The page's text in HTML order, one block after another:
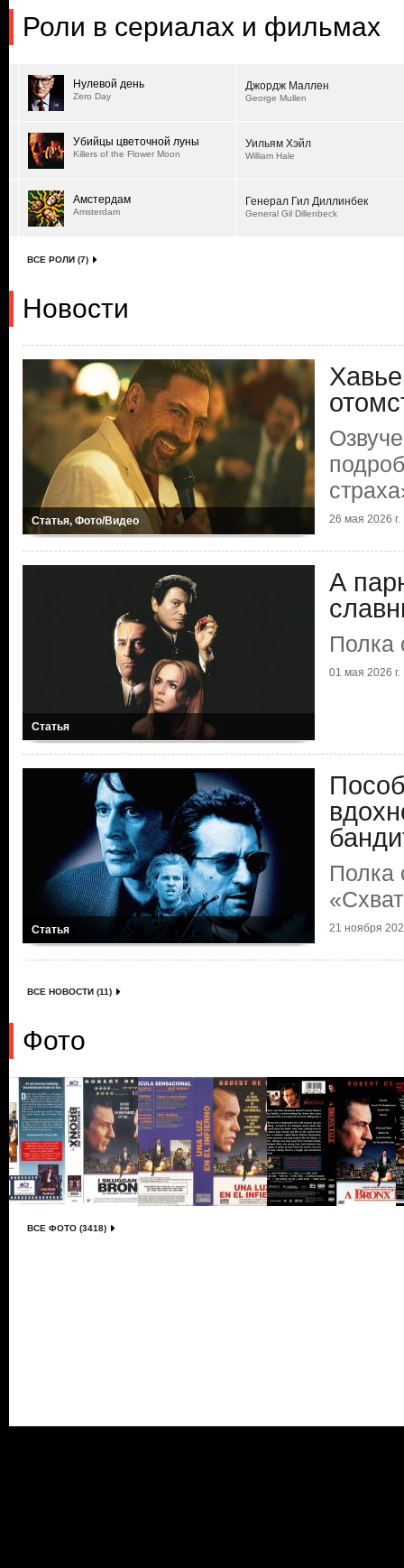
Роли в сериалах и фильмах
Нулевой день
Zero Day
Джордж Маллен
George Mullen
Убийцы цветочной луны
Killers of the Flower Moon
Уильям Хэйл
William Hale
Амстердам
Amsterdam
Генерал Гил Диллинбек
General Gil Dillenbeck
ВСЕ РОЛИ (7)
Новости
Статья, Фото/Видео 26 мая 2026 г.
Статья
А
Полка
01 мая 2026 г.
Статья
Полка
21 ноября
ВСЕ НОВОСТИ (11)
Фото
ВСЕ ФОТО (3418)